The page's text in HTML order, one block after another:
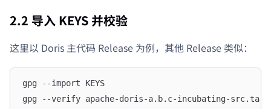
2.2 导入 KEYS 并校验
这里以 Doris 主代码 Release 为例，其他 Release 类似：
gpg --import KEYS
gpg --verify apache-doris-a.b.c-incubating-